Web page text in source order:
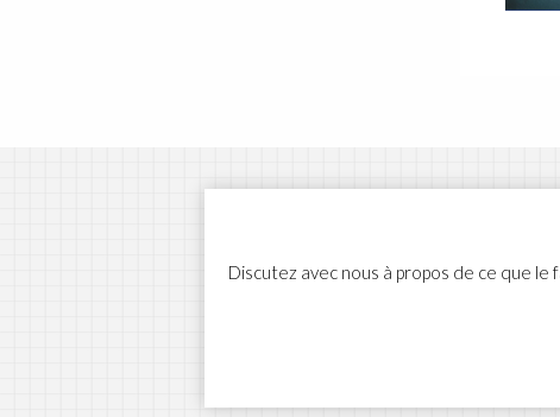
Discutez avec nous à propos de ce que